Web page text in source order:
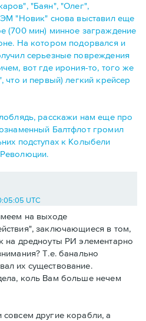
"Баян", "Олег",
"Новик" снова выставил еще
(700 мин) минное заграждение
На котором подорвался и
серьезные повреждения
вот где ирония-то, того же
что и первый) легкий крейсер
расскажи нам еще про
Балтфлот громил
подступах к Колыбели
UTC
на выходе
заключающиеся в том,
на дредноуты РИ элементарно
Т.е. банально
их существование.
коль Вам больше нечем
совсем другие корабли, а